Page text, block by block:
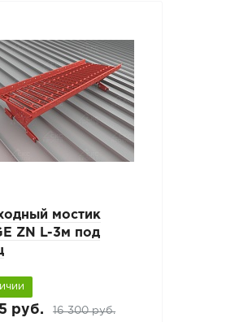
мостик
ZN L-3м под
руб. 16 300 руб.